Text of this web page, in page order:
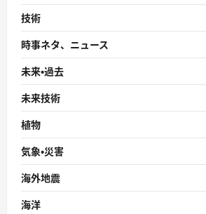
技術
時事ネタ、ニュース
未来・過去
未来技術
植物
気象・災害
海外地震
海洋